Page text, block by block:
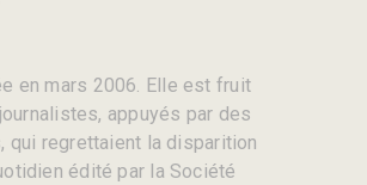
en mars 2006. Elle est fruit
appuyés par des
qui regrettaient la disparition
édité par la Société